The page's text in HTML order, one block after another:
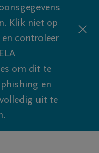
Klik niet op
controleer
om dit te
en
uit te